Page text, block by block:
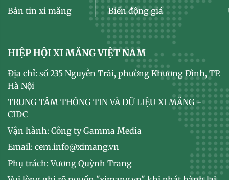
Bản tin xi măng
Biến động giá
HIỆP HỘI XI MĂNG VIỆT NAM
Địa chỉ: số 235 Nguyễn Trãi, phường Khương Đình, TP.
Hà Nội
TRUNG TÂM THÔNG TIN VÀ DỮ LIỆU XI MĂNG -
CIDC
Vận hành: Công ty Gamma Media
Email: cem.info@ximang.vn
Phụ trách: Vương Quỳnh Trang